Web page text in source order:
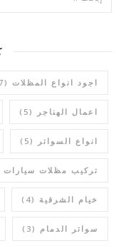
اجود انواع المظلات (7)
اعمال الهناجر (5)
انواع السواتر (5)
تركيب مظلات سيارات
خيام الشرقية (4)
سواتر الدمام (3)